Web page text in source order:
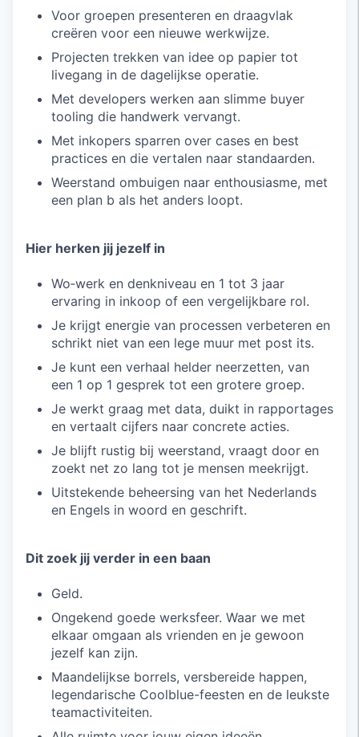
Voor groepen presenteren en draagvlak
creëren voor een nieuwe werkwijze.
Projecten trekken van idee op papier tot
livegang in de dagelijkse operatie.
Met developers werken aan slimme buyer
tooling die handwerk vervangt.
Met inkopers sparren over cases en best
practices en die vertalen naar standaarden.
Weerstand ombuigen naar enthousiasme, met
een plan b als het anders loopt.
Hier herken jij jezelf in
Wo‑werk en denkniveau en 1 tot 3 jaar
ervaring in inkoop of een vergelijkbare rol.
Je krijgt energie van processen verbeteren en
schrikt niet van een lege muur met post its.
Je kunt een verhaal helder neerzetten, van
een 1 op 1 gesprek tot een grotere groep.
Je werkt graag met data, duikt in rapportages
en vertaalt cijfers naar concrete acties.
Je blijft rustig bij weerstand, vraagt door en
zoekt net zo lang tot je mensen meekrijgt.
Uitstekende beheersing van het Nederlands
en Engels in woord en geschrift.
Dit zoek jij verder in een baan
Geld.
Ongekend goede werksfeer. Waar we met
elkaar omgaan als vrienden en je gewoon
jezelf kan zijn.
Maandelijkse borrels, versbereide happen,
legendarische Coolblue-feesten en de leukste
teamactiviteiten.